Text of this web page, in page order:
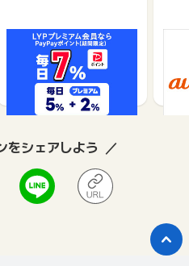
Yahoo!ショッピング
1%
をシェアしよう